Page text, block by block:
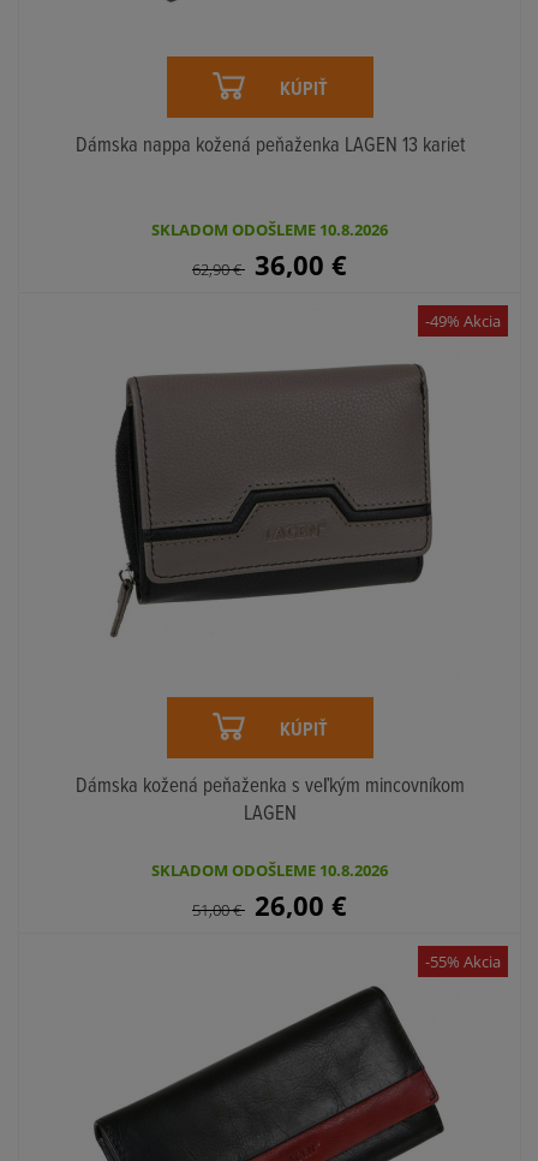
KÚPIŤ
Dámska nappa kožená peňaženka LAGEN 13 kariet
SKLADOM ODOŠLEME 10.8.2026
62,90€ 36,00 €
KÚPIŤ
Dámska kožená peňaženka s veľkým mincovníkom
LAGEN
SKLADOM ODOŠLEME 10.8.2026
51,00€ 26,00 €
-49% Akcia
-55% Akcia